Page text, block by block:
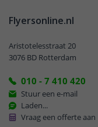
Flyersonline.nl
Aristotelesstraat 20
3076 BD Rotterdam
010 - 7 410 420
Stuur een e-mail
Laden...
Vraag een offerte aan